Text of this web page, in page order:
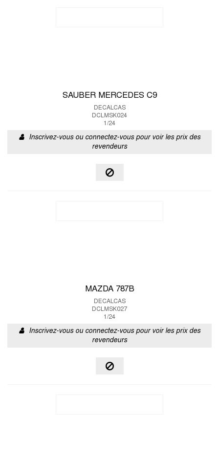
SAUBER MERCEDES C9
DECALCAS
DCLMSK024
1/24
Inscrivez-vous ou connectez-vous pour voir les prix des
revendeurs
MAZDA 787B
DECALCAS
DCLMSK027
1/24
Inscrivez-vous ou connectez-vous pour voir les prix des
revendeurs